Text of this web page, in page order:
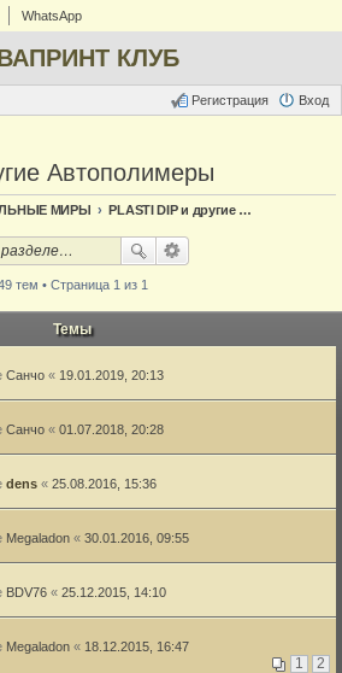
WhatsApp
КЛУБ
Вход
Регистрация
Автополимеры
МИРЫ PLASTI DIP и другие Автополимеры
тем • Страница 1 из 1
Темы
Санчо « 19.01.2019, 20:13
Санчо « 01.07.2018, 20:28
dens « 25.08.2016, 15:36
Megaladon « 30.01.2016, 09:55
BDV76 « 25.12.2015, 14:10
Megaladon « 18.12.2015, 16:47
1 2